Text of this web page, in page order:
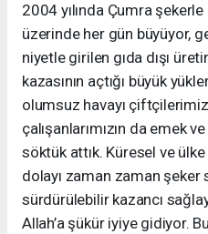
2004 yılında Çumra
üzerinde her gün büyüyor,
niyetle girilen gıda dışı
kazasının açtığı büyük
olumsuz havayı
çalışanlarımızın da emek
söktük attık. Küresel ve
dolayı zaman zaman
sürdürülebilir kazancı
Allah’a şükür iyiye gidiyor.